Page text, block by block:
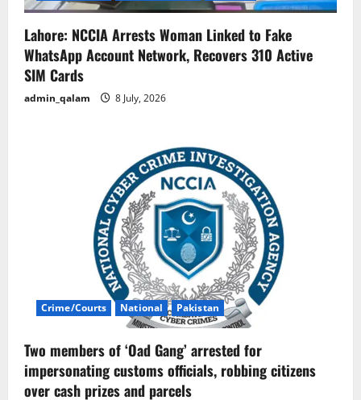
Lahore: NCCIA Arrests Woman Linked to Fake
WhatsApp Account Network, Recovers 310 Active
SIM Cards
admin_qalam 8 July, 2026
Crime/Courts National Pakistan
Two members of ‘Oad Gang’ arrested for
impersonating customs officials, robbing citizens
over cash prizes and parcels